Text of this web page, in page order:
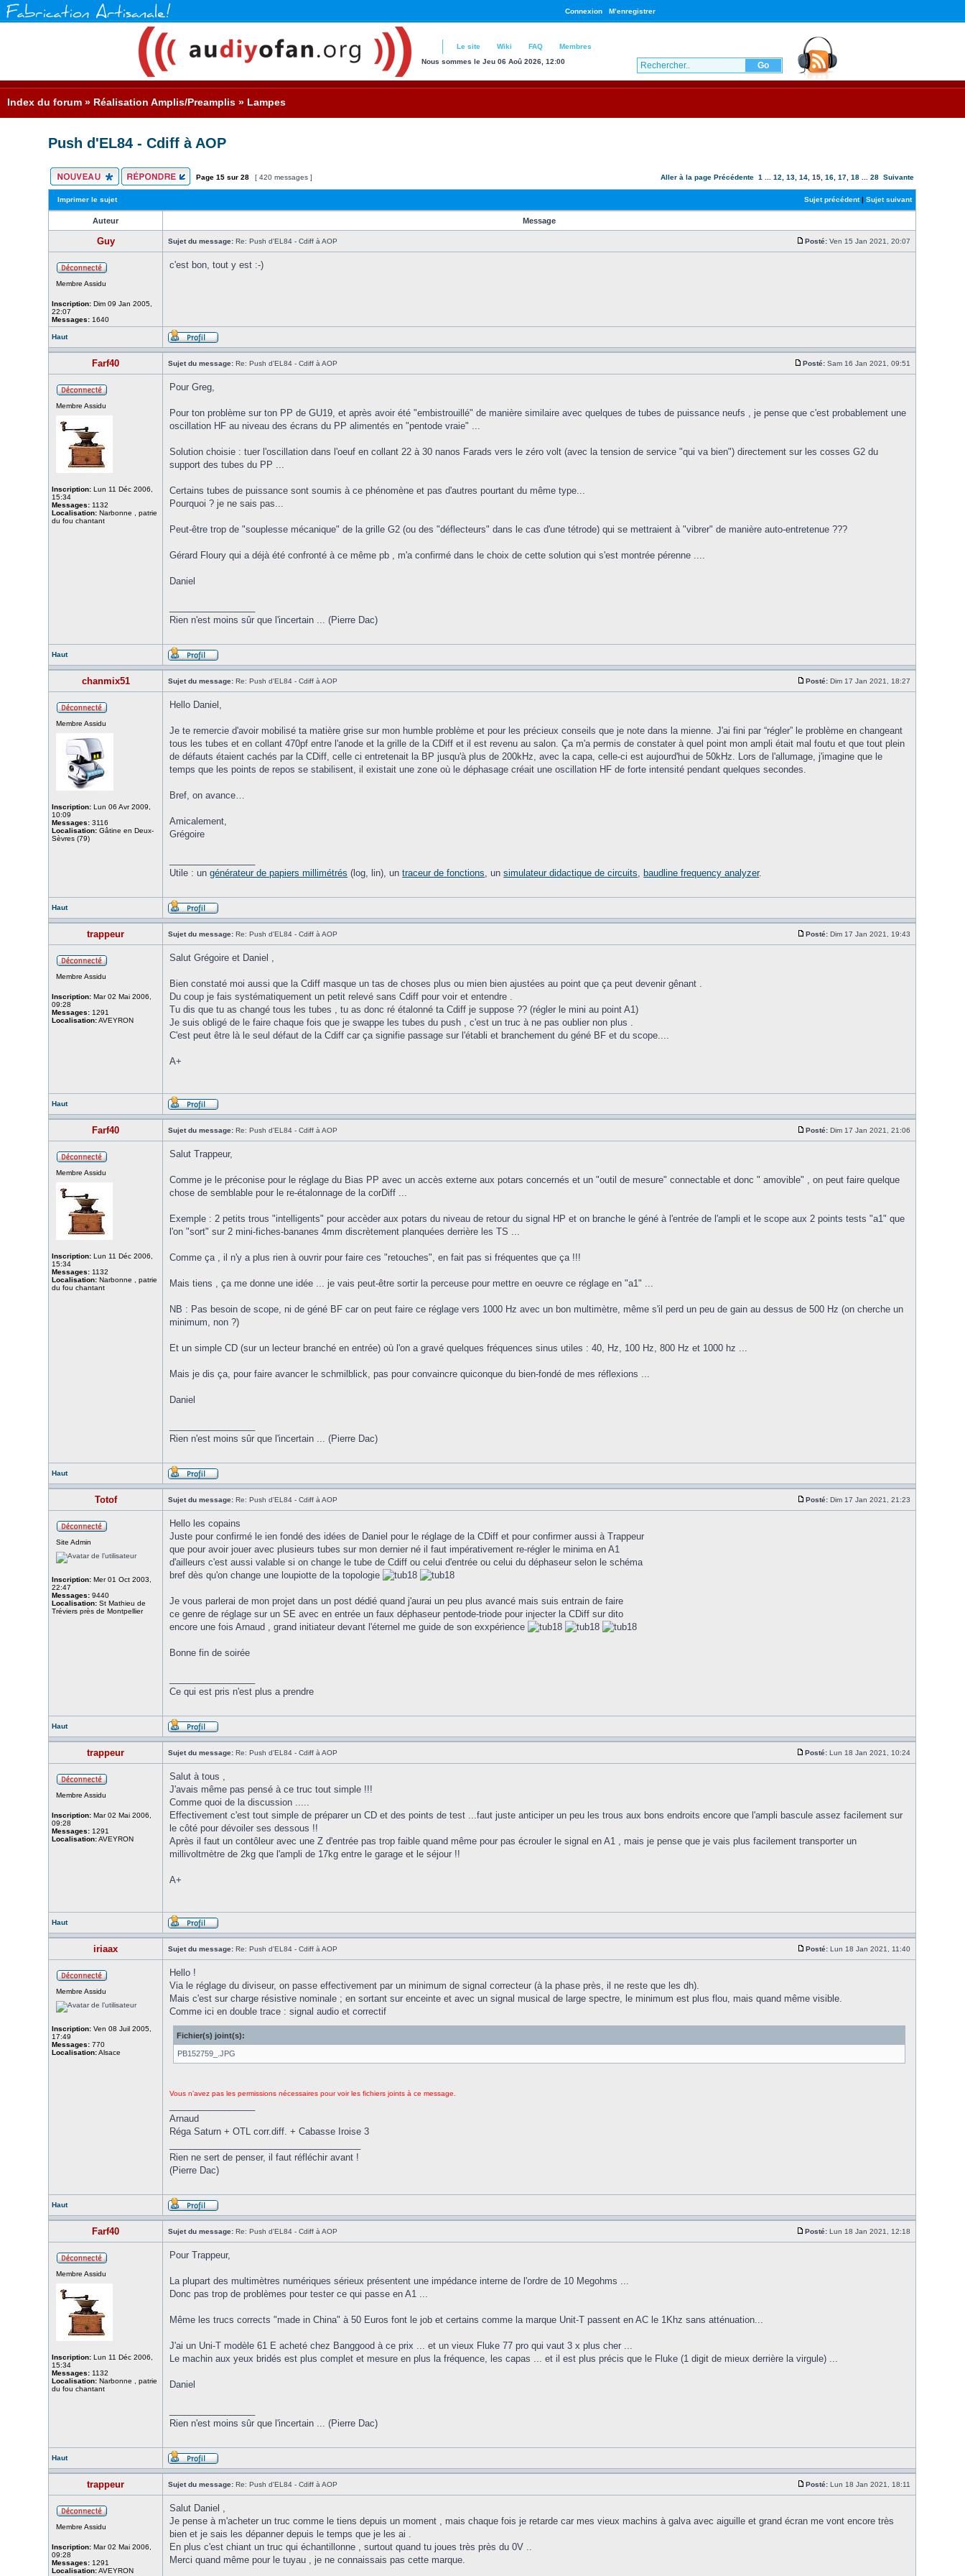
Connexion M’enregistrer
Le site Wiki FAQ
Membres
Nous sommes le Jeu 06 Aoû 2026, 12:00
Index du forum » Réalisation Amplis/Preamplis » Lampes
Push d'EL84 - Cdiff à AOP
Page15 sur28 [ 420 messages ] Aller à la page Précédente 1 ...12 ,13 ,14 ,15 ,16 ,17 ,18 ...28 Suivante
Imprimer le sujet Sujet précédent|Sujet suivant
Auteur Message
Guy Sujet du message: Re: Push d'EL84 - Cdiff à AOP Posté: Ven 15 Jan 2021, 20:07
Membre Assidu
Inscription: Dim 09 Jan 2005,
22:07
Messages: 1640
c'est bon, tout y est :-)
Haut
Farf40 Sujet du message: Re: Push d'EL84 - Cdiff à AOP Posté: Sam 16 Jan 2021, 09:51
Membre Assidu
Inscription: Lun 11 Déc 2006,
15:34
Messages: 1132
Localisation: Narbonne , patrie
du fou chantant
Pour Greg,
Pour ton problème sur ton PP de GU19, et après avoir été "embistrouillé" de manière similaire avec quelques de tubes de puissance neufs , je pense que c'est probablement une
oscillation HF au niveau des écrans du PP alimentés en "pentode vraie" ...
Solution choisie : tuer l'oscillation dans l'oeuf en collant 22 à 30 nanos Farads vers le zéro volt (avec la tension de service "qui va bien") directement sur les cosses G2 du
support des tubes du PP ...
Certains tubes de puissance sont soumis à ce phénomène et pas d'autres pourtant du même type...
Pourquoi ? je ne sais pas...
Peut-être trop de "souplesse mécanique" de la grille G2 (ou des "déflecteurs" dans le cas d'une tétrode) qui se mettraient à "vibrer" de manière auto-entretenue ???
Gérard Floury qui a déjà été confronté à ce même pb , m'a confirmé dans le choix de cette solution qui s'est montrée pérenne ....
Daniel
Rien n'est moins sûr que l'incertain ... (Pierre Dac)
Haut
chanmix51 Sujet du message: Re: Push d'EL84 - Cdiff à AOP Posté: Dim 17 Jan 2021, 18:27
Membre Assidu
Inscription: Lun 06 Avr 2009,
10:09
Messages: 3116
Localisation: Gâtine en Deux-
Sèvres (79)
Hello Daniel,
Je te remercie d'avoir mobilisé ta matière grise sur mon humble problème et pour les précieux conseils que je note dans la mienne. J'ai fini par “régler” le problème en changeant
tous les tubes et en collant 470pf entre l'anode et la grille de la CDiff et il est revenu au salon. Ça m'a permis de constater à quel point mon ampli était mal foutu et que tout plein
de défauts étaient cachés par la CDiff, celle ci entretenait la BP jusqu'à plus de 200kHz, avec la capa, celle-ci est aujourd'hui de 50kHz. Lors de l'allumage, j'imagine que le
temps que les points de repos se stabilisent, il existait une zone où le déphasage créait une oscillation HF de forte intensité pendant quelques secondes.
Bref, on avance…
Amicalement,
Grégoire
Utile : ungénérateur de papiers millimétrés (log, lin), untraceur de fonctions, unsimulateur didactique de circuits, baudline frequency analyzer.
Haut
trappeur Sujet du message: Re: Push d'EL84 - Cdiff à AOP Posté: Dim 17 Jan 2021, 19:43
Membre Assidu
Inscription: Mar 02 Mai 2006,
09:28
Messages: 1291
Localisation:AVEYRON
Salut Grégoire et Daniel ,
Bien constaté moi aussi que la Cdiff masque un tas de choses plus ou mien bien ajustées au point que ça peut devenir gênant .
Du coup je fais systématiquement un petit relevé sans Cdiff pour voir et entendre .
Tu dis que tu as changé tous les tubes , tu as donc ré étalonné ta Cdiff je suppose ?? (régler le mini au point A1)
Je suis obligé de le faire chaque fois que je swappe les tubes du push , c'est un truc à ne pas oublier non plus .
C'est peut être là le seul défaut de la Cdiff car ça signifie passage sur l'établi et branchement du géné BF et du scope....
A+
Haut
Farf40 Sujet du message: Re: Push d'EL84 - Cdiff à AOP Posté: Dim 17 Jan 2021, 21:06
Membre Assidu
Inscription: Lun 11 Déc 2006,
15:34
Messages: 1132
Localisation: Narbonne , patrie
du fou chantant
Salut Trappeur,
Comme je le préconise pour le réglage du Bias PP avec un accès externe aux potars concernés et un "outil de mesure" connectable et donc " amovible" , on peut faire quelque
chose de semblable pour le re-étalonnage de la corDiff ...
Exemple : 2 petits trous "intelligents" pour accèder aux potars du niveau de retour du signal HP et on branche le géné à l'entrée de l'ampli et le scope aux 2 points tests "a1" que
l'on "sort" sur 2 mini-fiches-bananes 4mm discrètement planquées derrière les TS ...
Comme ça , il n'y a plus rien à ouvrir pour faire ces "retouches", en fait pas si fréquentes que ça !!!
Mais tiens , ça me donne une idée ... je vais peut-être sortir la perceuse pour mettre en oeuvre ce réglage en "a1" ...
NB : Pas besoin de scope, ni de géné BF car on peut faire ce réglage vers 1000 Hz avec un bon multimètre, même s'il perd un peu de gain au dessus de 500 Hz (on cherche un
minimum, non ?)
Et un simple CD (sur un lecteur branché en entrée) où l'on a gravé quelques fréquences sinus utiles : 40, Hz, 100 Hz, 800 Hz et 1000 hz ...
Mais je dis ça, pour faire avancer le schmilblick, pas pour convaincre quiconque du bien-fondé de mes réflexions ...
Daniel
Rien n'est moins sûr que l'incertain ... (Pierre Dac)
Haut
Totof Sujet du message: Re: Push d'EL84 - Cdiff à AOP Posté: Dim 17 Jan 2021, 21:23
Site Admin
Inscription: Mer 01 Oct 2003,
22:47
Messages: 9440
Localisation: St Mathieu de
Tréviers près de Montpellier
Hello les copains
Juste pour confirmé le ien fondé des idées de Daniel pour le réglage de la CDiff et pour confirmer aussi à Trappeur
que pour avoir jouer avec plusieurs tubes sur mon dernier né il faut impérativement re-régler le minima en A1
d'ailleurs c'est aussi valable si on change le tube de Cdiff ou celui d'entrée ou celui du déphaseur selon le schéma
bref dès qu'on change une loupiotte de la topologie
Je vous parlerai de mon projet dans un post dédié quand j'aurai un peu plus avancé mais suis entrain de faire
ce genre de réglage sur un SE avec en entrée un faux déphaseur pentode-triode pour injecter la CDiff sur dito
encore une fois Arnaud , grand initiateur devant l'éternel me guide de son exxpérience
Bonne fin de soirée
Ce qui est pris n'est plus a prendre
Haut
trappeur Sujet du message: Re: Push d'EL84 - Cdiff à AOP Posté: Lun 18 Jan 2021, 10:24
Membre Assidu
Inscription: Mar 02 Mai 2006,
09:28
Messages: 1291
Localisation:AVEYRON
Salut à tous ,
J'avais même pas pensé à ce truc tout simple !!!
Comme quoi de la discussion .....
Effectivement c'est tout simple de préparer un CD et des points de test ...faut juste anticiper un peu les trous aux bons endroits encore que l'ampli bascule assez facilement sur
le côté pour dévoiler ses dessous !!
Après il faut un contôleur avec une Z d'entrée pas trop faible quand même pour pas écrouler le signal en A1 , mais je pense que je vais plus facilement transporter un
millivoltmètre de 2kg que l'ampli de 17kg entre le garage et le séjour !!
A+
Haut
iriaax Sujet du message: Re: Push d'EL84 - Cdiff à AOP Posté: Lun 18 Jan 2021, 11:40
Membre Assidu
Inscription: Ven 08 Juil 2005,
17:49
Messages: 770
Localisation:Alsace
Hello !
Via le réglage du diviseur, on passe effectivement par un minimum de signal correcteur (à la phase près, il ne reste que les dh).
Mais c'est sur charge résistive nominale ; en sortant sur enceinte et avec un signal musical de large spectre, le minimum est plus flou, mais quand même visible.
Comme ici en double trace : signal audio et correctif
Fichier(s) joint(s):
PB152759_.JPG
Vous n’avez pas les permissions nécessaires pour voir les fichiers joints à ce message.
Arnaud
Réga Saturn + OTL corr.diff. + Cabasse Iroise 3
Rien ne sert de penser, il faut réfléchir avant !
(Pierre Dac)
Haut
Farf40 Sujet du message: Re: Push d'EL84 - Cdiff à AOP Posté: Lun 18 Jan 2021, 12:18
Membre Assidu
Inscription: Lun 11 Déc 2006,
15:34
Messages: 1132
Localisation: Narbonne , patrie
du fou chantant
Pour Trappeur,
La plupart des multimètres numériques sérieux présentent une impédance interne de l'ordre de 10 Megohms ...
Donc pas trop de problèmes pour tester ce qui passe en A1 ...
Même les trucs corrects "made in China" à 50 Euros font le job et certains comme la marque Unit-T passent en AC le 1Khz sans atténuation...
J'ai un Uni-T modèle 61 E acheté chez Banggood à ce prix ... et un vieux Fluke 77 pro qui vaut 3 x plus cher ...
Le machin aux yeux bridés est plus complet et mesure en plus la fréquence, les capas ... et il est plus précis que le Fluke (1 digit de mieux derrière la virgule) ...
Daniel
Rien n'est moins sûr que l'incertain ... (Pierre Dac)
Haut
trappeur Sujet du message: Re: Push d'EL84 - Cdiff à AOP Posté: Lun 18 Jan 2021, 18:11
Membre Assidu
Inscription: Mar 02 Mai 2006,
09:28
Messages: 1291
Localisation:AVEYRON
Salut Daniel ,
Je pense à m'acheter un truc comme le tiens depuis un moment , mais chaque fois je retarde car mes vieux machins à galva avec aiguille et grand écran me vont encore très
bien et je sais les dépanner depuis le temps que je les ai .
En plus c'est chiant un truc qui échantillonne , surtout quand tu joues très près du 0V ..
Merci quand même pour le tuyau , je ne connaissais pas cette marque.